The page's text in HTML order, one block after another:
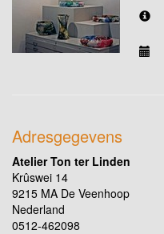
Adresgegevens
Atelier Ton ter Linden
Krûswei 14
9215 MA De Veenhoop
Nederland
0512-462098